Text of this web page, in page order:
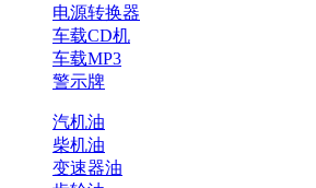
电源转换器
车载CD机
车载MP3
警示牌
汽机油
柴机油
变速器油